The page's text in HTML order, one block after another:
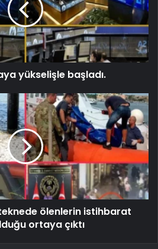
yükselişle başladı.
ölenlerin istihbarat
ortaya çıktı